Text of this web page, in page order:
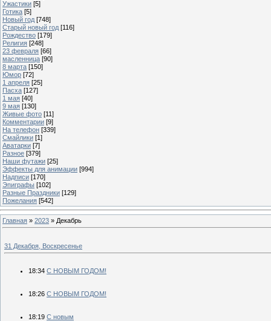
Ужастики [5]
Готика [5]
Новый год [748]
Старый новый год [116]
Рождество [179]
Религия [248]
23 февраля [66]
масленница [90]
8 марта [150]
Юмор [72]
1 апреля [25]
Пасха [127]
1 мая [40]
9 мая [130]
Живые фото [11]
Комментарии [9]
На телефон [339]
Смайлики [1]
Аватарки [7]
Разное [379]
Наши футажи [25]
Эффекты для анимации [994]
Надписи [170]
Эпиграфы [102]
Разные Праздники [129]
Пожелания [542]
Главная » 2023 » Декабрь
31 Декабря, Воскресенье
18:34 С НОВЫМ ГОДОМ!
18:26 С НОВЫМ ГОДОМ!
18:19 С новым